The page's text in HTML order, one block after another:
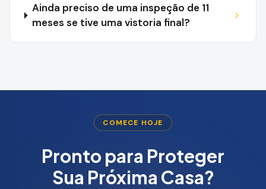
Ainda preciso de uma inspeção de 11
meses se tive uma vistoria final?
COMECE HOJE
Pronto para Proteger
Sua Próxima Casa?